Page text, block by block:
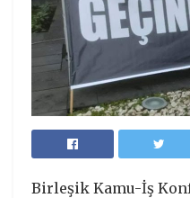
Birleşik Kamu-İş